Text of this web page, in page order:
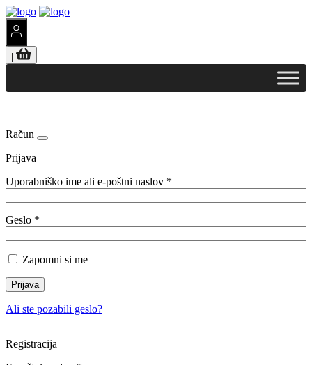
Račun
Prijava
Uporabniško ime ali e-poštni naslov *
Geslo *
Zapomni si me
Prijava
Ali ste pozabili geslo?
Registracija